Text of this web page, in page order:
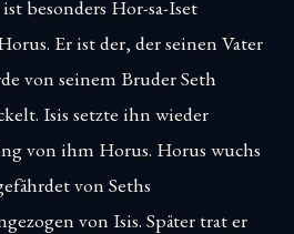
besonders Hor-sa-Iset
Er ist der, der seinen Vater
von seinem Bruder Seth
Isis setzte ihn wieder
von ihm Horus. Horus wuchs
von Seths
von Isis. Später trat er